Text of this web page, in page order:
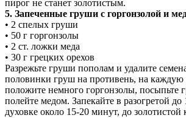
пирог не станет золотистым.
5. Запеченные груши с горгонзолой и
• 2 спелых груши
• 50 г горгонзолы
• 2 ст. ложки меда
• 30 г грецких орехов
Разрежьте груши пополам и удалите
половинки груш на противень, на каждую
положите немного горгонзолы, посыпьте
полейте медом. Запекайте в разогретой до
духовке около 15-20 минут, до золотистой